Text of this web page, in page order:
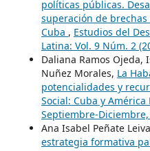
políticas públicas.
superación de
Cuba , Estudios del
Latina: Vol. 9 Núm. 2
Daliana Ramos Ojeda,
Nuñez Morales, La
potencialidades y
Social: Cuba y América
Septiembre-Diciembre,
Ana Isabel Peñate
estrategia formativa